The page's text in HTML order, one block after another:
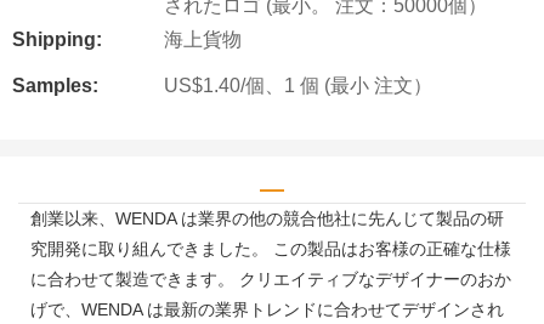
されたロゴ (最小。 注文：50000個）
Shipping:
海上貨物
Samples: US$1.40/個、1 個 (最小 注文）
創業以来、WENDA は業界の他の競合他社に先んじて製品の研
究開発に取り組んできました。 この製品はお客様の正確な仕様
に合わせて製造できます。 クリエイティブなデザイナーのおか
げで、WENDA は最新の業界トレンドに合わせてデザインされ